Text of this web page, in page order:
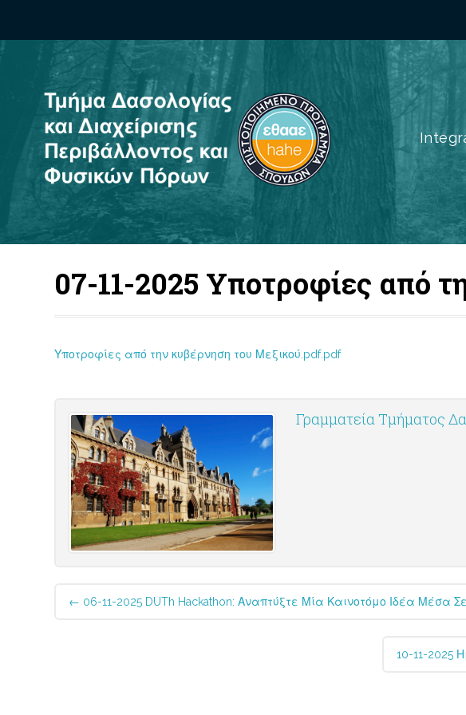
07-11-2025 Υποτροφίες από
Υποτροφίες από την κυβέρνηση του Μεξικού.pdf.pdf
Γραμματεία Τμήματος
Post
navigation
← 06-11-2025 DUTh Hackathon: Αναπτύξτε Μία Καινοτόμο Ιδέα Μέσα
10-11-2025